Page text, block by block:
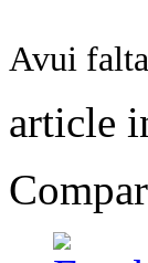
Avui
article